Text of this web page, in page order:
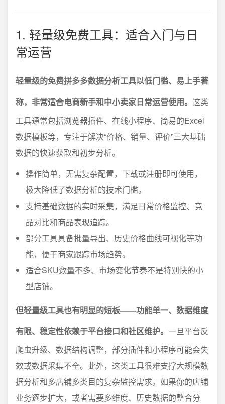
1. 轻量级免费工具：适合入门与日
常运营
轻量级的免费拼多多数据分析工具以低门槛、易上手著
称，非常适合电商新手和中小卖家日常运营使用。 这类
工具通常包括浏览器插件、在线小程序、简易的Excel
数据模板等，专注于解决“价格、销量、评价”三大基础
数据的快速获取和初步分析。
操作简单，无需复杂配置，下载或注册即可使用，
极大降低了数据分析的技术门槛。
支持基础数据的实时采集，满足日常价格监控、竞
品对比和商品表现追踪。
部分工具具备批量导出、历史价格曲线可视化等功
能，便于商家跟踪市场趋势。
适合SKU数量不多、市场变化节奏不是特别快的小
型店铺。
但轻量级工具也有明显的短板——功能单一、数据维度
有限、稳定性依赖于平台接口和社区维护。 一旦平台反
爬虫升级、数据结构调整，部分插件和小程序可能会失
效或数据采集不全。此外，这类工具很难支撑大规模数
据分析和多店铺多类目的复杂监控需求。如果你的店铺
业务逐步扩大，或者需要多维度、历史数据的整合分